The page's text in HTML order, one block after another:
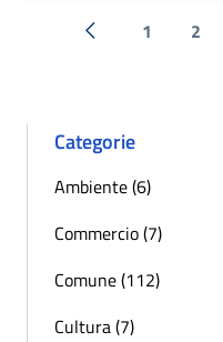
« Precedente
1 2
Categorie
Ambiente (6)
Commercio (7)
Comune (112)
Cultura (7)